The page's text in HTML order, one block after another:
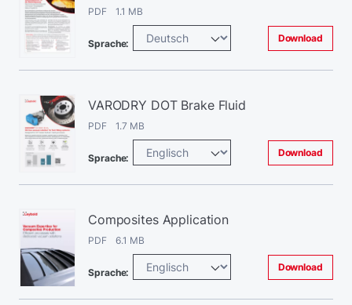
PDF 1.1 MB
Sprache: Download
VARODRY DOT Brake Fluid
PDF 1.7 MB
Sprache: Download
Composites Application
PDF 6.1 MB
Sprache: Download